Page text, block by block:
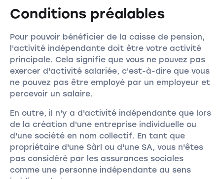
Conditions préalables
Pour pouvoir bénéficier de la caisse de pension,
l'activité indépendante doit être votre activité
principale. Cela signifie que vous ne pouvez pas
exercer d'activité salariée, c'est-à-dire que vous
ne pouvez pas être employé par un employeur et
percevoir un salaire.
En outre, il n'y a d'activité indépendante que lors
de la création d'une entreprise individuelle ou
d'une société en nom collectif. En tant que
propriétaire d'une Sàrl ou d'une SA, vous n'êtes
pas considéré par les assurances sociales
comme une personne indépendante au sens